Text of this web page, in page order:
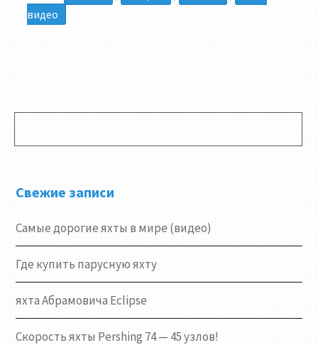
видео
Свежие записи
Самые дорогие яхты в мире (видео)
Где купить парусную яхту
яхта Абрамовича Eclipse
Скорость яхты Pershing 74 — 45 узлов!